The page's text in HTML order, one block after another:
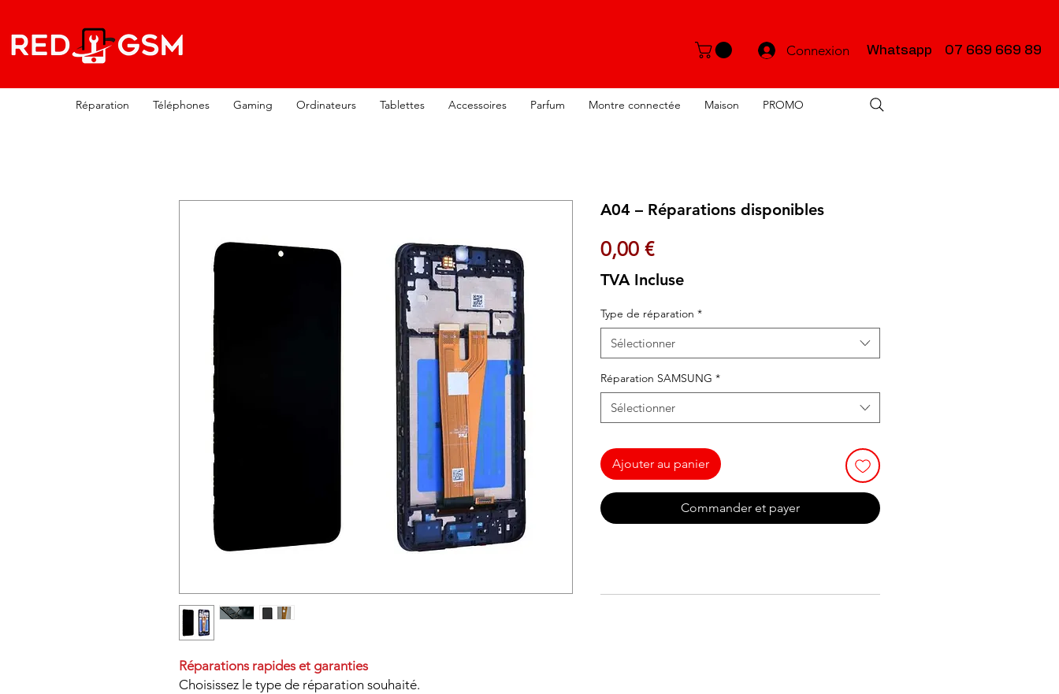
Connexion Whatsapp 07 669 669 89
Réparation Téléphones Gaming Ordinateurs Tablettes Accessoires Parfum Montre connectée Maison PROMO
Réparations rapides et garanties
Choisissez le type de réparation souhaité.
A04 – Réparations disponibles
0,00 €Prix
TVA Incluse
Type de réparation *
Sélectionner
Réparation SAMSUNG *
Sélectionner
Ajouter au panier
Commander et payer